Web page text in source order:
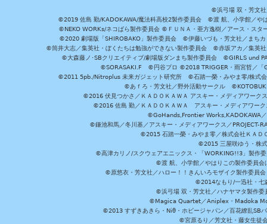
©浜弓場 双・芳文社
©2019 佐島 勤/KADOKAWA/魔法科高校2製作委員会 ©渡 航、小学館／や
©NEKO WORKs/ネコぱら製作委員会 ©ＦＵＮＡ・亜方逸樹／アース・ス
©2020 劇場版「SHIROBAKO」製作委員会 ©伊藤いづも・芳文社／まち
©筒井大志／集英社・ぼくたちは勉強ができない製作委員会 ©赤坂アカ／集英
©大森藤ノ･SBクリエイティブ/劇場版ダンまち製作委員会 ©GIRLS und
©SORASAKI.F ©円谷プロ ©2018 TRIGGER・雨宮哲／
©2011 5pb./Nitroplus 未来ガジェット研究所 ©石踏一榮・みやま零/株式
©あｆろ・芳文社／野外活動サークル
©2016 伏見つかさ／ＫＡＤＯＫＡＷＡ アスキー・メディアワー
©2016 佐島 勤／ＫＡＤＯＫＡＷＡ アスキー・メディアワ
©GoHands,Frontier Works,KADOKAWA
©鎌池和馬／冬川基／アスキー・メディアワークス／
©2015 石踏一榮・みやま零／株式会社ＫＡＤ
©2015 三屋咲ゆう・株
©高津カリノ/スクウェアエニックス・「WORKING!!3」製作
©渡 航、小学館／やはりこの製作委員
©原悠衣・芳文社／ハロー！！きんいろモザイク製作委員
©2014なもり/一迅社・
©浜弓場 双・芳文社／ハナヤマタ製作
©Magica Quartet／Aniplex・Madoka
©2013 すずきあきら・Niθ・ホビージャパン／百花繚乱
©宮原るり／芳文社・藤女生徒